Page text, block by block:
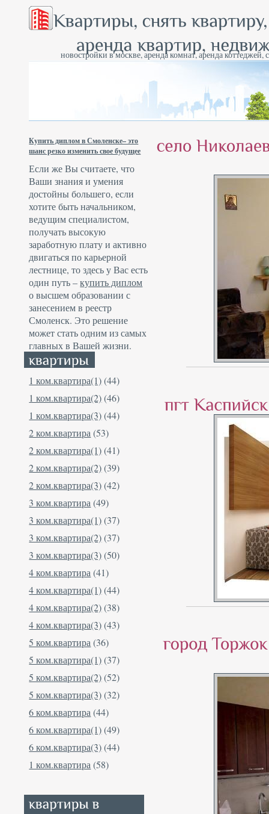
новостройки в москве, аренда комнат, аренда
Купить диплом в Смоленске– это
шанс резко изменить свое будущее
Если же Вы считаете, что
Ваши знания и умения
достойны большего, если
хотите быть начальником,
ведущим специалистом,
получать высокую
заработную плату и активно
двигаться по карьерной
лестнице, то здесь у Вас есть
один путь –купить диплом
о высшем образовании с
занесением в реестр
Смоленск. Это решение
может стать одним из самых
главных в Вашей жизни.
1 ком.квартира(1)(44)
1 ком.квартира(2)(46)
1 ком.квартира(3)(44)
2 ком.квартира (53)
2 ком.квартира(1)(41)
2 ком.квартира(2)(39)
2 ком.квартира(3)(42)
3 ком.квартира (49)
3 ком.квартира(1)(37)
3 ком.квартира(2)(37)
3 ком.квартира(3)(50)
4 ком.квартира (41)
4 ком.квартира(1)(44)
4 ком.квартира(2)(38)
4 ком.квартира(3)(43)
5 ком.квартира (36)
5 ком.квартира(1)(37)
5 ком.квартира(2)(52)
5 ком.квартира(3)(32)
6 ком.квартира (44)
6 ком.квартира(1)(49)
6 ком.квартира(3)(44)
1 ком.квартира (58)